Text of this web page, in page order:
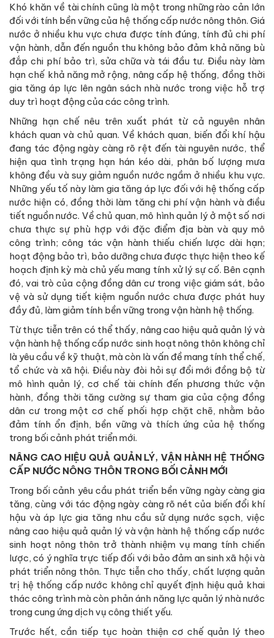
Khó khăn về tài chính cũng là một trong những rào cản lớn
đối với tính bền vững của hệ thống cấp nước nông thôn. Giá
nước ở nhiều khu vực chưa được tính đúng, tính đủ chi phí
vận hành, dẫn đến nguồn thu không bảo đảm khả năng bù
đắp chi phí bảo trì, sửa chữa và tái đầu tư. Điều này làm
hạn chế khả năng mở rộng, nâng cấp hệ thống, đồng thời
gia tăng áp lực lên ngân sách nhà nước trong việc hỗ trợ
duy trì hoạt động của các công trình.
Những hạn chế nêu trên xuất phát từ cả nguyên nhân
khách quan và chủ quan. Về khách quan, biến đổi khí hậu
đang tác động ngày càng rõ rệt đến tài nguyên nước, thể
hiện qua tình trạng hạn hán kéo dài, phân bố lượng mưa
không đều và suy giảm nguồn nước ngầm ở nhiều khu vực.
Những yếu tố này làm gia tăng áp lực đối với hệ thống cấp
nước hiện có, đồng thời làm tăng chi phí vận hành và điều
tiết nguồn nước. Về chủ quan, mô hình quản lý ở một số nơi
chưa thực sự phù hợp với đặc điểm địa bàn và quy mô
công trình; công tác vận hành thiếu chiến lược dài hạn;
hoạt động bảo trì, bảo dưỡng chưa được thực hiện theo kế
hoạch định kỳ mà chủ yếu mang tính xử lý sự cố. Bên cạnh
đó, vai trò của cộng đồng dân cư trong việc giám sát, bảo
vệ và sử dụng tiết kiệm nguồn nước chưa được phát huy
đầy đủ, làm giảm tính bền vững trong vận hành hệ thống.
Từ thực tiễn trên có thể thấy, nâng cao hiệu quả quản lý và
vận hành hệ thống cấp nước sinh hoạt nông thôn không chỉ
là yêu cầu về kỹ thuật, mà còn là vấn đề mang tính thể chế,
tổ chức và xã hội. Điều này đòi hỏi sự đổi mới đồng bộ từ
mô hình quản lý, cơ chế tài chính đến phương thức vận
hành, đồng thời tăng cường sự tham gia của cộng đồng
dân cư trong một cơ chế phối hợp chặt chẽ, nhằm bảo
đảm tính ổn định, bền vững và thích ứng của hệ thống
trong bối cảnh phát triển mới.
NÂNG CAO HIỆU QUẢ QUẢN LÝ, VẬN HÀNH HỆ THỐNG
CẤP NƯỚC NÔNG THÔN TRONG BỐI CẢNH MỚI
Trong bối cảnh yêu cầu phát triển bền vững ngày càng gia
tăng, cùng với tác động ngày càng rõ nét của biến đổi khí
hậu và áp lực gia tăng nhu cầu sử dụng nước sạch, việc
nâng cao hiệu quả quản lý và vận hành hệ thống cấp nước
sinh hoạt nông thôn trở thành nhiệm vụ mang tính chiến
lược, có ý nghĩa trực tiếp đối với bảo đảm an sinh xã hội và
phát triển nông thôn. Thực tiễn cho thấy, chất lượng quản
trị hệ thống cấp nước không chỉ quyết định hiệu quả khai
thác công trình mà còn phản ánh năng lực quản lý nhà nước
trong cung ứng dịch vụ công thiết yếu.
Trước hết, cần tiếp tục hoàn thiện cơ chế quản lý theo